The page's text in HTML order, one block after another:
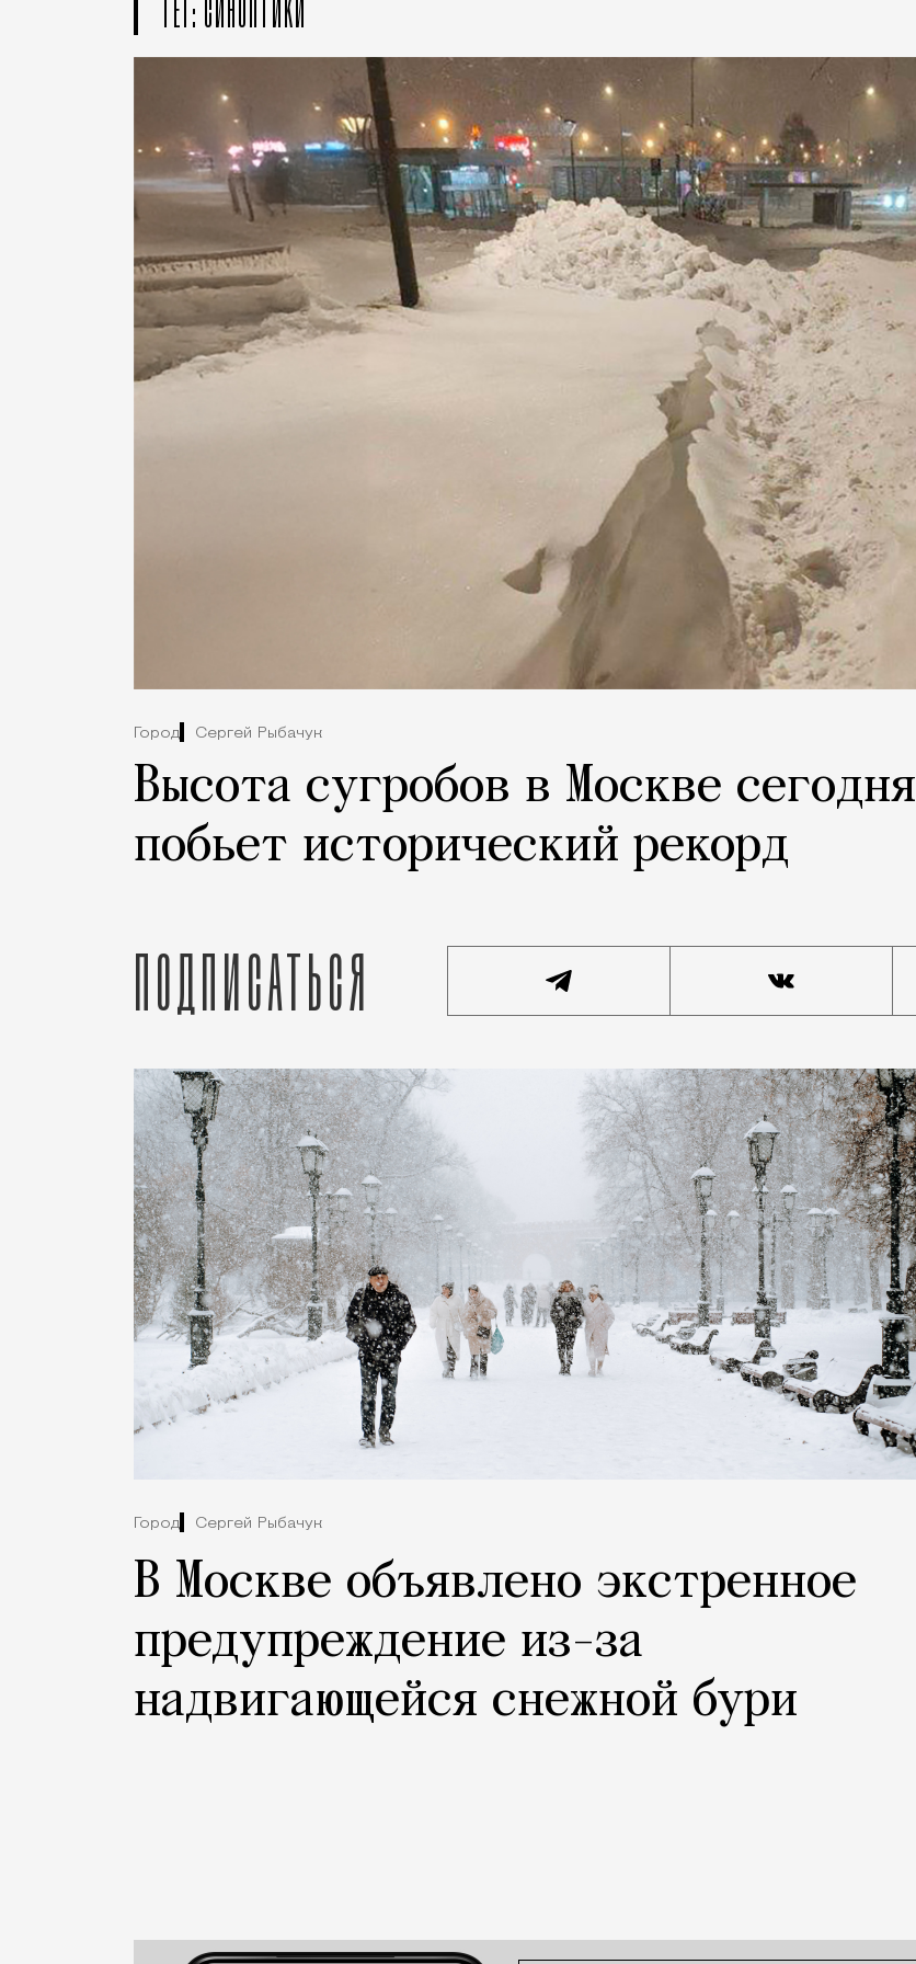
Город Сергей Рыбачук
Высота сугробов в Москве сегодня
побьет исторический рекорд
Подписаться
Город Сергей Рыбачук
В Москве объявлено экстренное
предупреждение из-за
надвигающейся снежной бури